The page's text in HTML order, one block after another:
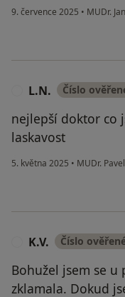
9. července 2025 • MUDr.
L.N. Číslo
nejlepší doktor co
laskavost
5. května 2025 • MUDr.
K.V. Číslo
Bohužel jsem se
zklamala. Dokud